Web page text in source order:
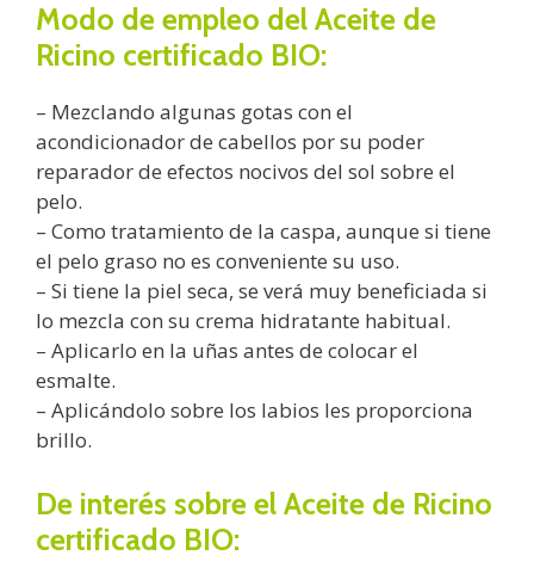
Modo de empleo del Aceite de
Ricino certificado BIO:
– Mezclando algunas gotas con el
acondicionador de cabellos por su poder
reparador de efectos nocivos del sol sobre el
pelo.
– Como tratamiento de la caspa, aunque si tiene
el pelo graso no es conveniente su uso.
– Si tiene la piel seca, se verá muy beneficiada si
lo mezcla con su crema hidratante habitual.
– Aplicarlo en la uñas antes de colocar el
esmalte.
– Aplicándolo sobre los labios les proporciona
brillo.
De interés sobre el Aceite de Ricino
certificado BIO: